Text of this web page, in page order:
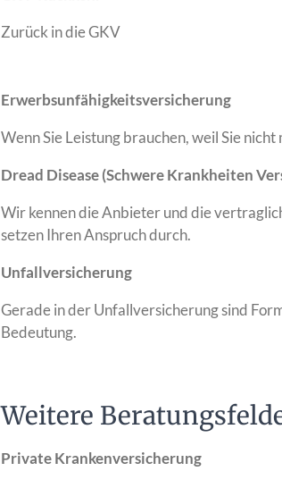
Zurück in die GKV
Erwerbsunfähigkeitsversicherung
Wenn Sie Leistung brauchen, weil Sie nicht
Dread Disease (Schwere Krankheiten
Wir kennen die Anbieter und die
setzen Ihren Anspruch durch.
Unfallversicherung
Gerade in der Unfallversicherung sind
Bedeutung.
Weitere
Private Krankenversicherung